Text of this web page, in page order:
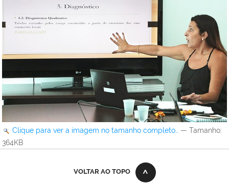
Clique para ver a imagem no tamanho completo… — Tamanho:
364KB
VOLTAR AO TOPO